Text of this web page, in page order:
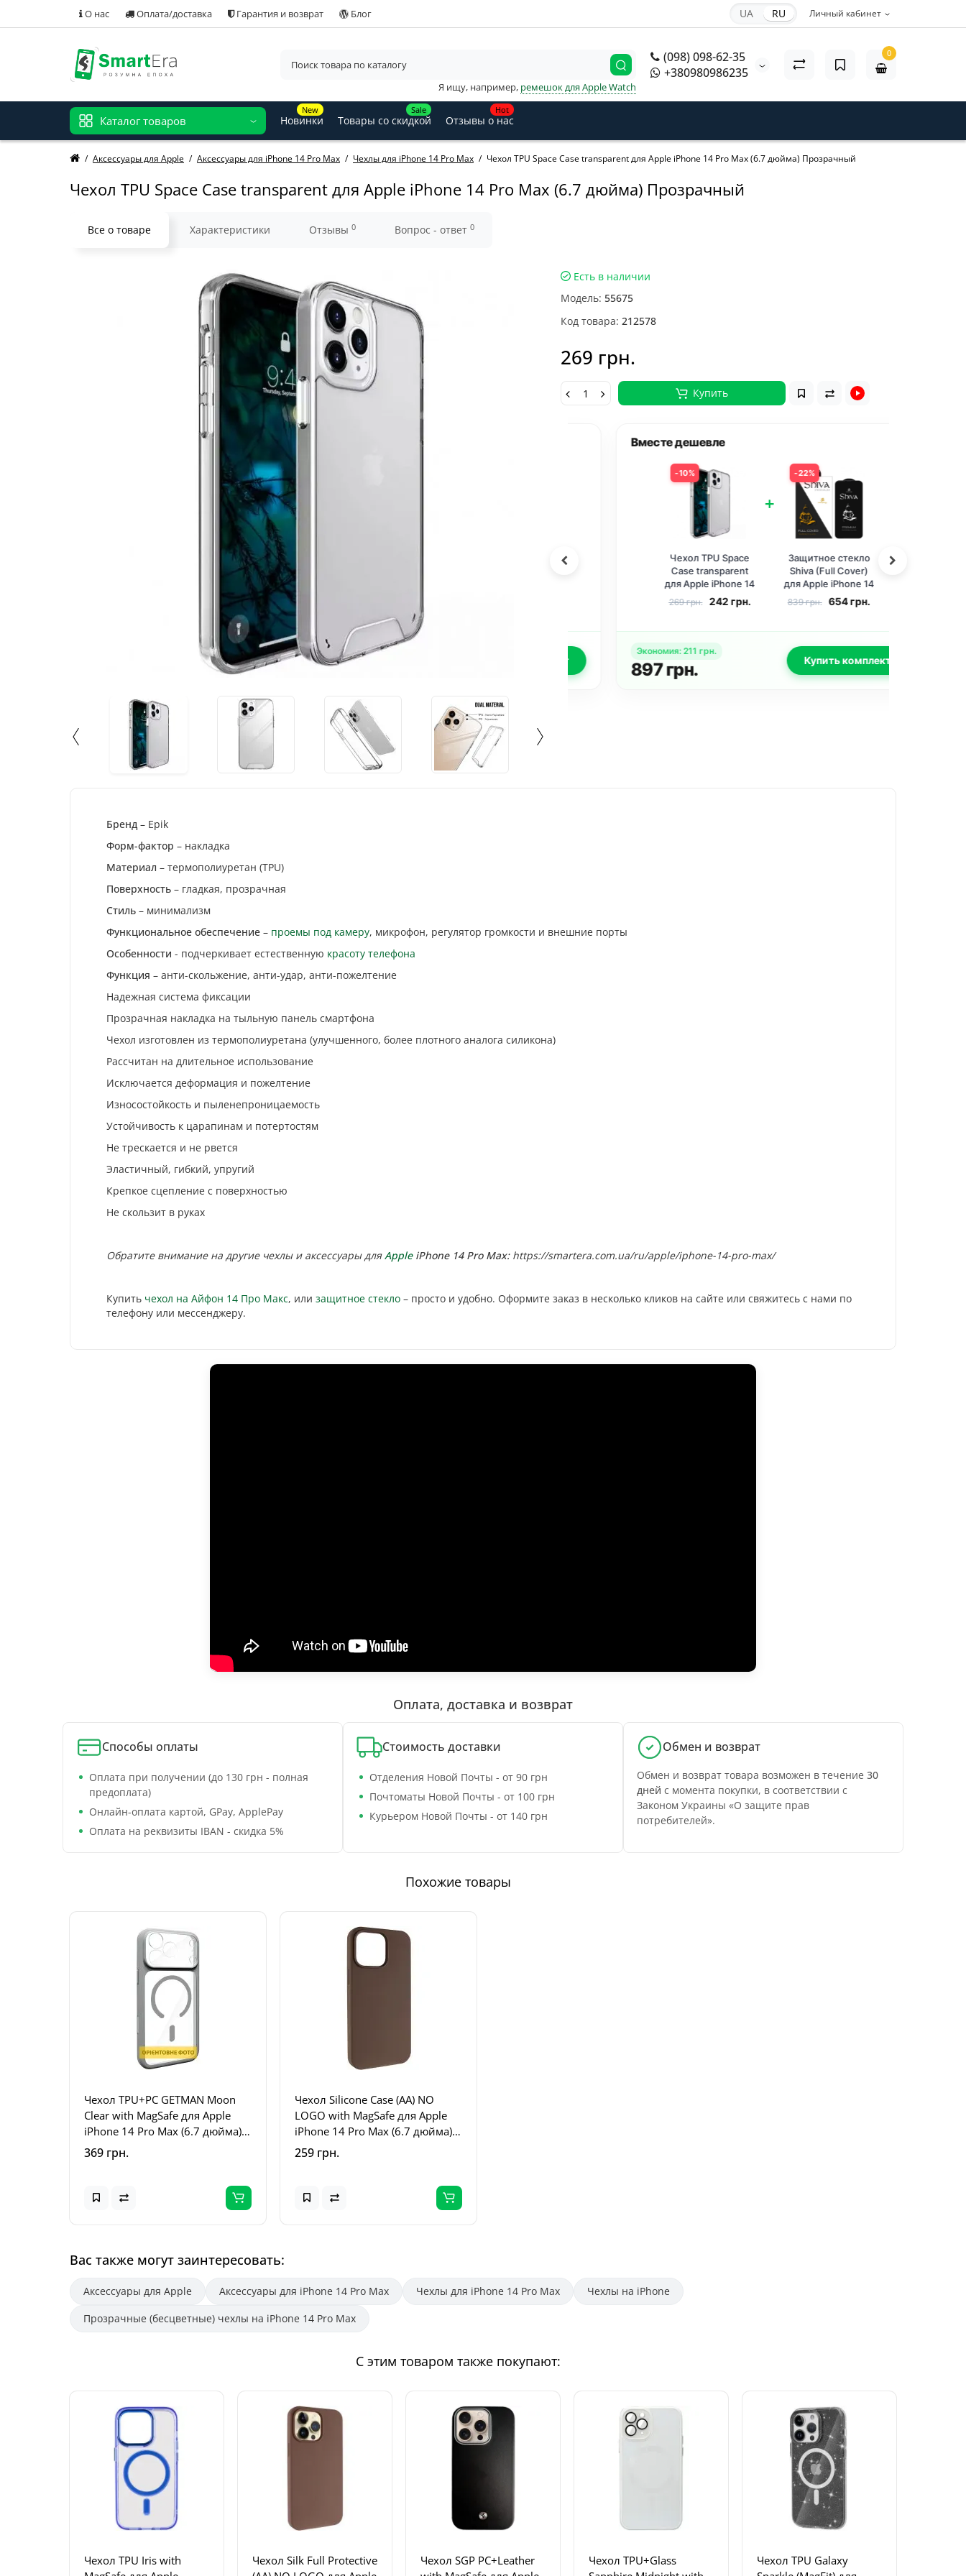
О нас Оплата/доставка Гарантия и возврат Блог Личный кабинет
UA RU
(098) 098-62-35
+380980986235
Я ищу, например, ремешок для Apple Watch
0
Каталог товаров
New
Новинки
Sale
Товары со скидкой
Hot
Отзывы о нас
Аксессуары для Apple Аксессуары для iPhone 14 Pro Max Чехлы для iPhone 14 Pro Max Чехол TPU Space Case transparent для Apple iPhone 14 Pro Max (6.7 дюйма) Прозрачный
Чехол TPU Space Case transparent для Apple iPhone 14 Pro Max (6.7 дюйма) Прозрачный
Все о товаре Характеристики Отзывы 0 Вопрос - ответ 0
Есть в наличии
Модель: 55675
Код товара: 212578
269 грн.
Купить
Экономия:82 грн.
506 грн.
Вместе дешевле
Чехол TPU Space
Case transparent
для Apple iPhone 14
Pro Max (6.7 дюйма)
Прозрачный
242грн.
Защитное стекло
Shiva (Full Cover)
для Apple iPhone 14
Pro Max (6.7 дюйма)
839 грн. 654грн.
Экономия:211грн.
грн. Купить комплект
Бренд – Epik
Форм-фактор – накладка
Материал – термополиуретан (TPU)
Поверхность – гладкая, прозрачная
Стиль – минимализм
Функциональное обеспечение – проемы под камеру, микрофон, регулятор громкости и внешние порты
Особенности - подчеркивает естественную красоту телефона
Функция – анти-скольжение, анти-удар, анти-пожелтение
Надежная система фиксации
Прозрачная накладка на тыльную панель смартфона
Чехол изготовлен из термополиуретана (улучшенного, более плотного аналога силикона)
Рассчитан на длительное использование
Исключается деформация и пожелтение
Износостойкость и пыленепроницаемость
Устойчивость к царапинам и потертостям
Не трескается и не рвется
Эластичный, гибкий, упругий
Крепкое сцепление с поверхностью
Не скользит в руках
Обратите внимание на другие чехлы и аксессуары дляAppleiPhone 14 Pro Max:https://smartera.com.ua/ru/apple/iphone-14-pro-max/
Купить чехол на Айфон 14 Про Макс, или защитное стекло – просто и удобно. Оформите заказ в несколько кликов на сайте или свяжитесь с нами по
телефону или мессенджеру.
Оплата, доставка и возврат
Способы оплаты
Оплата при получении (до 130 грн - полная
предоплата)
Онлайн-оплата картой, GPay, ApplePay
Оплата на реквизиты IBAN - скидка 5%
Стоимость доставки
Отделения Новой Почты - от 90 грн
Почтоматы Новой Почты - от 100 грн
Курьером Новой Почты - от 140 грн
Обмен и возврат
Обмен и возврат товара возможен в течение 30
дней с момента покупки, в соответствии с
Законом Украины «О защите прав
потребителей».
Похожие товары
Чехол TPU+PC GETMAN Moon
Clear with MagSafe для Apple
iPhone 14 Pro Max (6.7 дюйма)
Grey
369 грн.
Чехол Silicone Case (AA) NO
LOGO with MagSafe для Apple
iPhone 14 Pro Max (6.7 дюйма)
Коричневый / Brown
259 грн.
Вас также могут заинтересовать:
Аксессуары для Apple Аксессуары для iPhone 14 Pro Max Чехлы для iPhone 14 Pro Max
Чехлы на iPhone
Прозрачные (бесцветные) чехлы на iPhone 14 Pro Max
С этим товаром также покупают:
Чехол TPU Iris with
Чехол Silk Full Protective
Чехол SGP PC+Leather
Чехол TPU+Glass
Чехол TPU Galaxy